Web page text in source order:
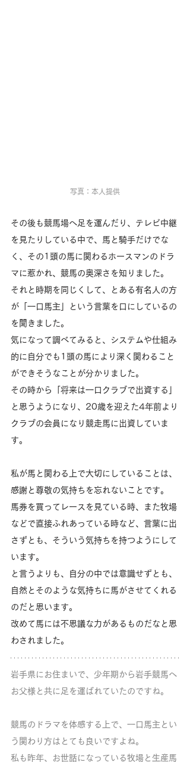
写真：本人提供
その後も競馬場へ足を運んだり、テレビ中継
を見たりしている中で、馬と騎手だけでな
く、その1頭の馬に関わるホースマンのドラ
マに惹かれ、競馬の奥深さを知りました。
それと時期を同じくして、とある有名人の方
が「一口馬主」という言葉を口にしているの
を聞きました。
気になって調べてみると、システムや仕組み
的に自分でも1頭の馬により深く関わること
ができそうなことが分かりました。
その時から「将来は一口クラブで出資する」
と思うようになり、20歳を迎えた4年前より
クラブの会員になり競走馬に出資していま
す。
私が馬と関わる上で大切にしていることは、
感謝と尊敬の気持ちを忘れないことです。
馬券を買ってレースを見ている時、また牧場
などで直接ふれあっている時など、言葉に出
さずとも、そういう気持ちを持つようにして
います。
と言うよりも、自分の中では意識せずとも、
自然とそのような気持ちに馬がさせてくれる
のだと思います。
改めて馬には不思議な力があるものだなと思
わされました。
岩手県にお住まいで、少年期から岩手競馬へ
お父様と共に足を運ばれていたのですね。
競馬のドラマを体感する上で、一口馬主とい
う関わり方はとても良いですよね。
私も昨年、お世話になっている牧場と生産馬